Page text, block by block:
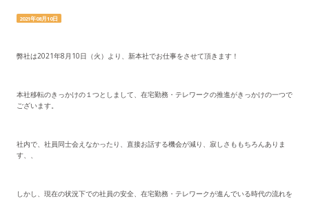
2021年08月10日
弊社は2021年8月10日（火）より、新本社でお仕事をさせて頂きます！
本社移転のきっかけの１つとしまして、在宅勤務・テレワークの推進がきっかけの一つで
ございます。
社内で、社員同士会えなかったり、直接お話する機会が減り、寂しさももちろんありま
す、、
しかし、現在の状況下での社員の安全、在宅勤務・テレワークが進んでいる時代の流れを